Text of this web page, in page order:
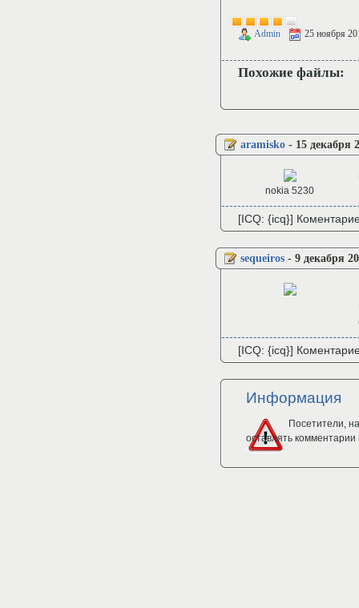
Admin 25 ноября
Похожие файлы:
aramisko - 15 декабря
nokia 5230
[ICQ: {icq}]
sequeiros - 9 декабря
[ICQ: {icq}]
Информация
Посетители,
оставлять комментарии